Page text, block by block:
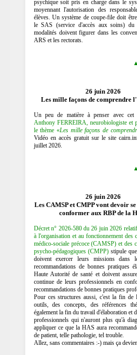
psychique soit pris en charge dans le
moyennant l'autorisation des
élèves. Un système de coupe-file doit
le SAS (service d'accès aux soins) du
modalités doivent figurer dans les
ARS et les rectorats.
26 juin 2026
Les mille façons de comprendre
Un peu de matière à penser avec
Anthony FERREIRA, neurobiologiste et
le thème «Les mille façons de
Vidéo en accès gratuit sur le site
juillet 2026.
26 juin 2026
Les CAMSP et CMPP vont devoir
conformer aux RBP de la
Décret n° 2026-580 du 26 juin 2026
à l'organisation et au fonctionnement des
médico-sociale précoce (CAMSP) et des
psycho-pédagogiques (CMPP)stipule
doivent exercer leurs missions dans
recommandations de bonnes pratiques
Haute Autorité de santé et doivent
continue de leurs professionnels en
recommandations de bonnes pratiques
Pour ces structures aussi, c'est la fin de
outils, des concepts, des références
également la fin du travail d'élaboration et
professionnels qui n'auront plus qu'à
appliquer ce que la HAS aura
de patient, telle pathologie, tel trouble.
Allez, sans commentaires :-) mais ça